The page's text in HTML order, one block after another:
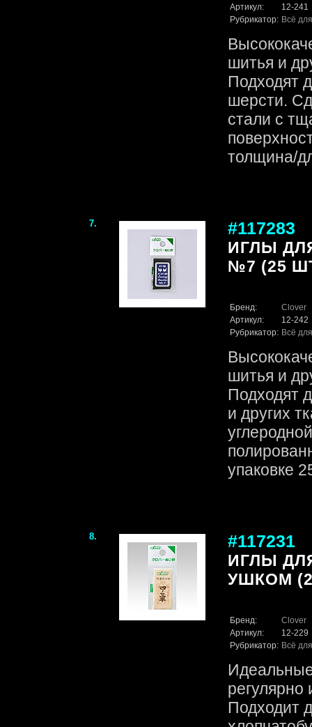
Артикул:
12-241
Рубрикатор: Всё
шитья и
Подходят
шерсти.
стали с
толщина/
7. #117283
ИГЛЫ
№7 (25
Бренд:
Clover
Артикул:
12-242
Рубрикатор: Всё
шитья и
Подходят
и других
упаковке
8. #117231
ИГЛЫ
УШКОМ
Бренд:
Clover
Артикул:
12-229
Рубрикатор: Всё
регулярно
Подходит